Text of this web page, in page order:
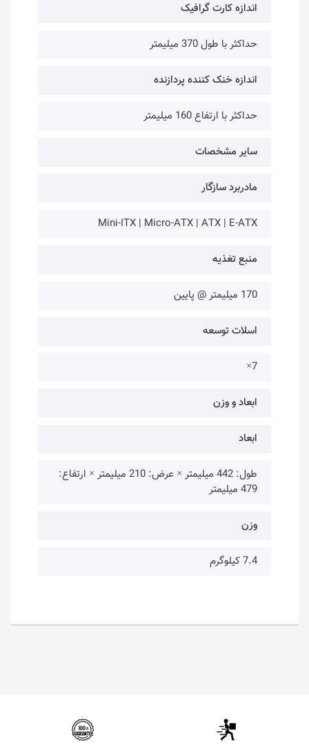
اندازه کارت گرافیک
حداکثر با طول 370 میلیمتر
اندازه خنک کننده پردازنده
حداکثر با ارتفاع 160 میلیمتر
سایر مشخصات
مادربرد سازگار
Mini-ITX | Micro-ATX | ATX | E-ATX
منبع تغذیه
170 میلیمتر @ پایین
اسلات توسعه
7×
ابعاد و وزن
ابعاد
طول: 442 میلیمتر × عرض: 210 میلیمتر × ارتفاع:
479 میلیمتر
وزن
7.4 کیلوگرم